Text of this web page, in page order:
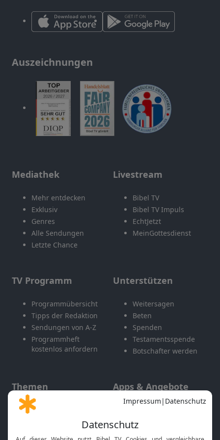
Auszeichnungen
Mediathek
Mehr entdecken
Exklusiv
Genres
Alle Sendungen
Letzte Chance
Livestream
Bibel TV
Bibel TV Impuls
EchtJetzt
MeinGottesdienst
TV Programm
Programmübersicht
Tipps der Redaktion
Sendungen von A-Z
Programmheft
kostenlos anfordern
Unterstützen
Weitersagen
Beten
Spenden
Testamentsspende
Botschafter werden
Themen
Gott und Bibel erklärt
Apps & Angebote
Mobile App